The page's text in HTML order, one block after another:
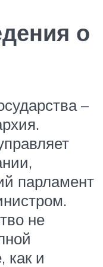
о
–
парламент
не
как и